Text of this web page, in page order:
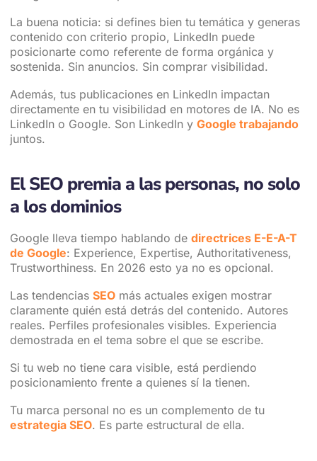
La buena noticia: si defines bien tu temática y generas
contenido con criterio propio, LinkedIn puede
posicionarte como referente de forma orgánica y
sostenida. Sin anuncios. Sin comprar visibilidad.
Además, tus publicaciones en LinkedIn impactan
directamente en tu visibilidad en motores de IA. No es
LinkedIn o Google. Son LinkedIn y Google trabajando
juntos.
El SEO premia a las personas, no solo
a los dominios
Google lleva tiempo hablando de directrices E-E-A-T
de Google: Experience, Expertise, Authoritativeness,
Trustworthiness. En 2026 esto ya no es opcional.
Las tendencias SEO más actuales exigen mostrar
claramente quién está detrás del contenido. Autores
reales. Perfiles profesionales visibles. Experiencia
demostrada en el tema sobre el que se escribe.
Si tu web no tiene cara visible, está perdiendo
posicionamiento frente a quienes sí la tienen.
Tu marca personal no es un complemento de tu
estrategia SEO. Es parte estructural de ella.